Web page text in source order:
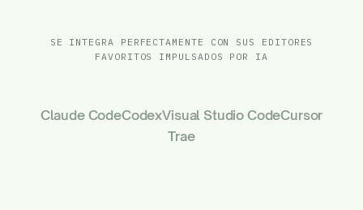
SE INTEGRA PERFECTAMENTE CON SUS EDITORES
FAVORITOS IMPULSADOS POR IA
Claude CodeCodexVisual Studio CodeCursor
Trae